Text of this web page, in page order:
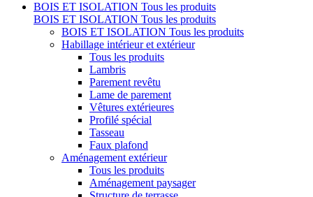
BOIS ET ISOLATION Tous les produits
BOIS ET ISOLATION Tous les produits
BOIS ET ISOLATION Tous les produits
Habillage intérieur et extérieur
Tous les produits
Lambris
Parement revêtu
Lame de parement
Vêtures extérieures
Profilé spécial
Tasseau
Faux plafond
Aménagement extérieur
Tous les produits
Aménagement paysager